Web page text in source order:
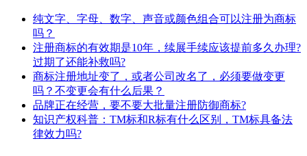
纯文字、字母、数字、声音或颜色组合可以注册为商标
吗？
注册商标的有效期是10年，续展手续应该提前多久办理?
过期了还能补救吗?
商标注册地址变了，或者公司改名了，必须要做变更
吗？不变更会有什么后果？
​品牌正在经营，要不要大批量注册防御商标?
知识产权科普：TM标和R标有什么区别，TM标具备法
律效力吗?